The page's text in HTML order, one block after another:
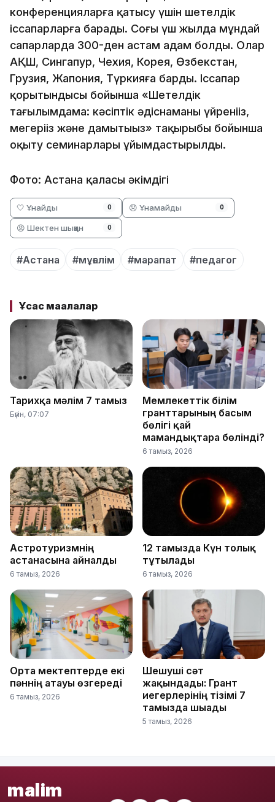
конференцияларға қатысу үшін шетелдік
іссапарларға барады. Соңғы үш жылда мұндай
сапарларда 300-ден астам адам болды. Олар
АҚШ, Сингапур, Чехия, Корея, Өзбекстан,
Грузия, Жапония, Түркияға барды. Іссапар
қорытындысы бойынша «Шетелдік
тағылымдама: кәсіптік әдіснаманы үйреніңіз,
меңгеріңіз және дамытыңыз» тақырыбы бойынша
оқыту семинарлары ұйымдастырылды.
Фото: Астана қаласы әкімдігі
🤍 Ұнайды 0 😞 Ұнамайды 0
😡 Шектен шыққан 0
#Астана #мұғалім #марапат #педагог
Ұқсас мақалалар
Тарихқа мәлім 7 тамыз
Бүгін, 07:07
Мемлекеттік білім
гранттарының басым
бөлігі қай
мамандықтарға бөлінді?
6 тамыз, 2026
Астротуризмнің
астанасына айналды
6 тамыз, 2026
12 тамызда Күн толық
тұтылады
6 тамыз, 2026
Орта мектептерде екі
пәннің атауы өзгереді
6 тамыз, 2026
Шешуші сәт
жақындады: Грант
иегерлерінің тізімі 7
тамызда шығады
5 тамыз, 2026
malim